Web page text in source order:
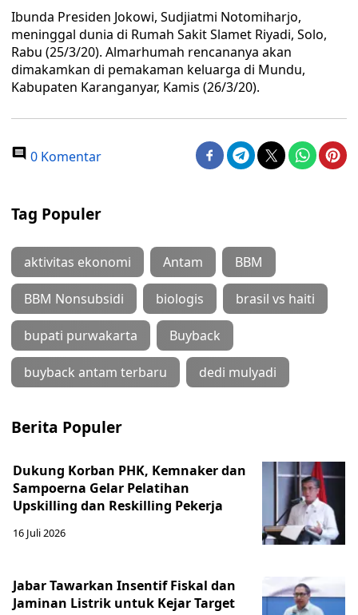
Ibunda Presiden Jokowi, Sudjiatmi Notomiharjo,
meninggal dunia di Rumah Sakit Slamet Riyadi, Solo,
Rabu (25/3/20). Almarhumah rencananya akan
dimakamkan di pemakaman keluarga di Mundu,
Kabupaten Karanganyar, Kamis (26/3/20).
0 Komentar
Tag Populer
aktivitas ekonomi Antam BBM
BBM Nonsubsidi biologis brasil vs haiti
bupati purwakarta Buyback
buyback antam terbaru dedi mulyadi
Berita Populer
Dukung Korban PHK, Kemnaker dan
Sampoerna Gelar Pelatihan
Upskilling dan Reskilling Pekerja
16 Juli 2026
Jabar Tawarkan Insentif Fiskal dan
Jaminan Listrik untuk Kejar Target